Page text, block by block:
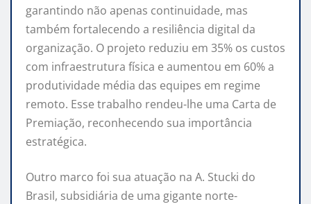
garantindo não apenas continuidade, mas
também fortalecendo a resiliência digital da
organização. O projeto reduziu em 35% os custos
com infraestrutura física e aumentou em 60% a
produtividade média das equipes em regime
remoto. Esse trabalho rendeu-lhe uma Carta de
Premiação, reconhecendo sua importância
estratégica.
Outro marco foi sua atuação na A. Stucki do
Brasil, subsidiária de uma gigante norte-